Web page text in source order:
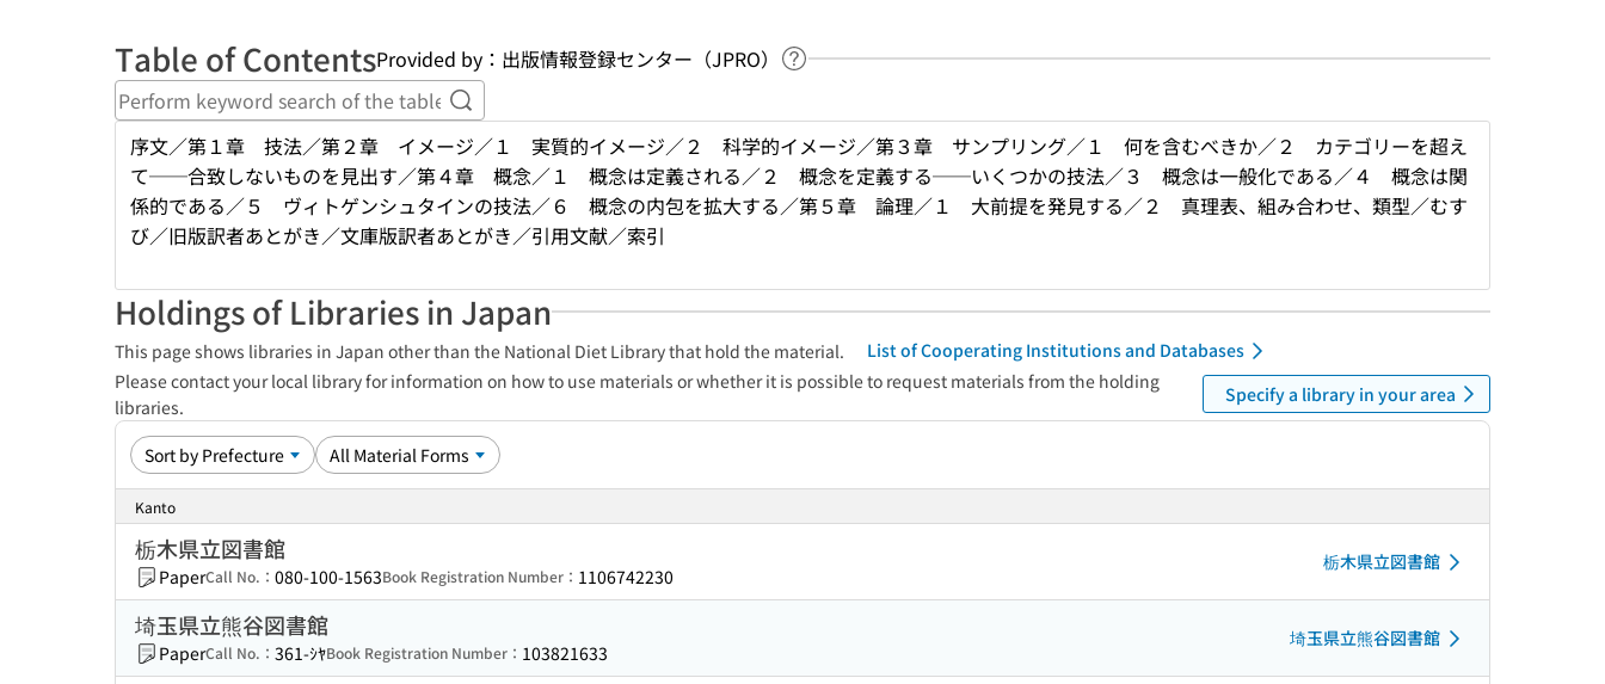
Table of ContentsProvided by：出版情報登録センター（JPRO）
Link to Help Page
Perform keyword search of the table of contents
序文／第１章 技法／第２章 イメージ／１ 実質的イメージ／２ 科学的イメージ／第３章 サンプリング／１ 何を含むべきか／２ カテゴリーを超え
て──合致しないものを見出す／第４章 概念／１ 概念は定義される／２ 概念を定義する──いくつかの技法／３ 概念は一般化である／４ 概念は関
係的である／５ ヴィトゲンシュタインの技法／６ 概念の内包を拡大する／第５章 論理／１ 大前提を発見する／２ 真理表、組み合わせ、類型／むす
び／旧版訳者あとがき／文庫版訳者あとがき／引用文献／索引
Holdings of Libraries in Japan
This page shows libraries in Japan other than the National Diet Library that hold the material.
List of Cooperating Institutions and Databases
Please contact your local library for information on how to use materials or whether it is possible to request materials from the holding
libraries.
Specify a library in your area
Kanto
栃木県立図書館
PaperCall No.： 080-100-1563Book Registration Number： 1106742230
栃木県立図書館
埼玉県立熊谷図書館
PaperCall No.： 361-ｼﾔBook Registration Number： 103821633
埼玉県立熊谷図書館